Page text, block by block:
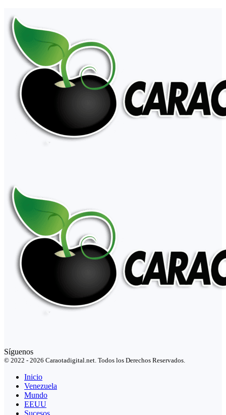
Síguenos
© 2022 - 2026 Caraotadigital.net. Todos los Derechos Reservados.
Inicio
Venezuela
Mundo
EEUU
Sucesos